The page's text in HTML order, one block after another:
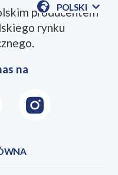
POLSKI
POKAŻ
producentem
rynku
na
Instagram